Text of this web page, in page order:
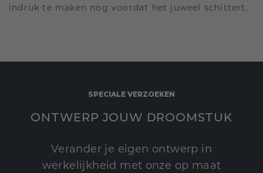
indruk te maken nog voordat het juweel schittert.
SPECIALE VERZOEKEN
ONTWERP JOUW DROOMSTUK
Verander je eigen ontwerp in
werkelijkheid met onze op maat